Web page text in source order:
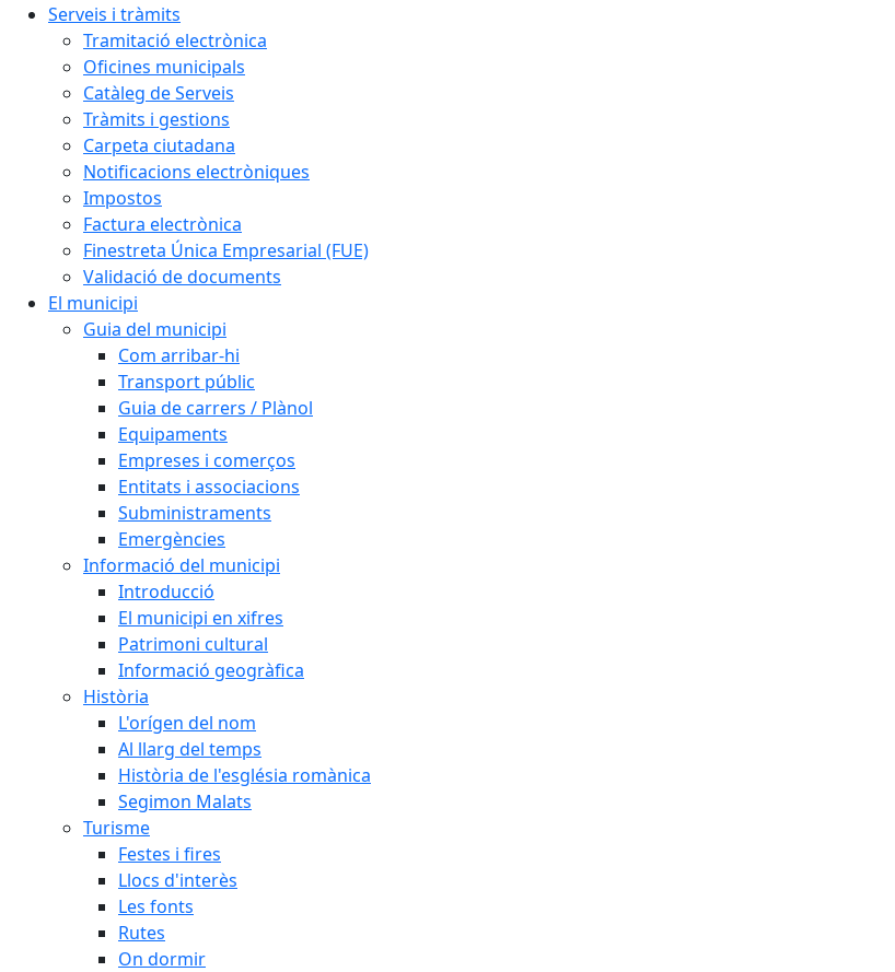
Serveis i tràmits
Tramitació electrònica
Oficines municipals
Catàleg de Serveis
Tràmits i gestions
Carpeta ciutadana
Notificacions electròniques
Impostos
Factura electrònica
Finestreta Única Empresarial (FUE)
Validació de documents
El municipi
Guia del municipi
Com arribar-hi
Transport públic
Guia de carrers / Plànol
Equipaments
Empreses i comerços
Entitats i associacions
Subministraments
Emergències
Informació del municipi
Introducció
El municipi en xifres
Patrimoni cultural
Informació geogràfica
Història
L'orígen del nom
Al llarg del temps
Història de l'església romànica
Segimon Malats
Turisme
Festes i fires
Llocs d'interès
Les fonts
Rutes
On dormir